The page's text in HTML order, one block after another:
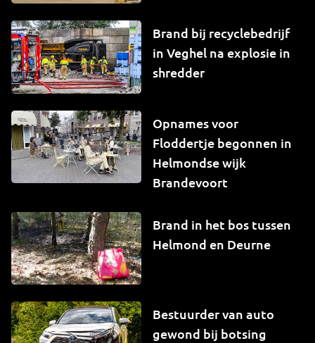
Brand bij recyclebedrijf
in Veghel na explosie in
shredder
Opnames voor
Floddertje begonnen in
Helmondse wijk
Brandevoort
Brand in het bos tussen
Helmond en Deurne
Bestuurder van auto
gewond bij botsing